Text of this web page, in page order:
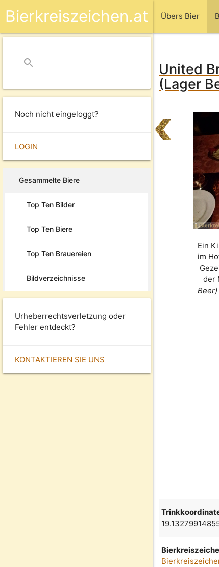
Übers Bier
Bierkreiszeichen.at
search
Noch nicht eingeloggt?
LOGIN
Gesammelte Biere
Top Ten Bilder
Top Ten Biere
Top Ten Brauereien
Bildverzeichnisse
Urheberrechtsverletzung oder
Fehler entdeckt?
KONTAKTIEREN SIE UNS
United
(Lager
Ein
im
der
Beer)